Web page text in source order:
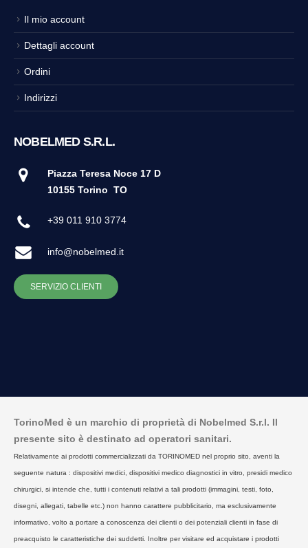
Il mio account
Dettagli account
Ordini
Indirizzi
NOBELMED S.R.L.
Piazza Teresa Noce 17 D
10155 Torino TO
+39 011 910 3774
info@nobelmed.it
SERVIZIO CLIENTI
TorinoMed è un marchio di proprietà di Nobelmed S.r.l. Il
presente sito è destinato ad operatori sanitari.
Relativamente ai prodotti commercializzati da TORINOMED nel proprio sito, aventi la
seguente natura : dispositivi medici, dispositivi medico diagnostici in vitro, presidi medico
chirurgici, si intende che, tutti i contenuti relativi a tali prodotti (immagini, testi, foto,
disegni, allegati, tabelle etc.) non hanno carattere pubblicitario, ma esclusivamente
informativo, volto a portare a conoscenza dei clienti o dei potenziali clienti in fase di
preacquisto le caratteristiche dei suddetti. Inoltre per visitare ed acquistare i prodotti